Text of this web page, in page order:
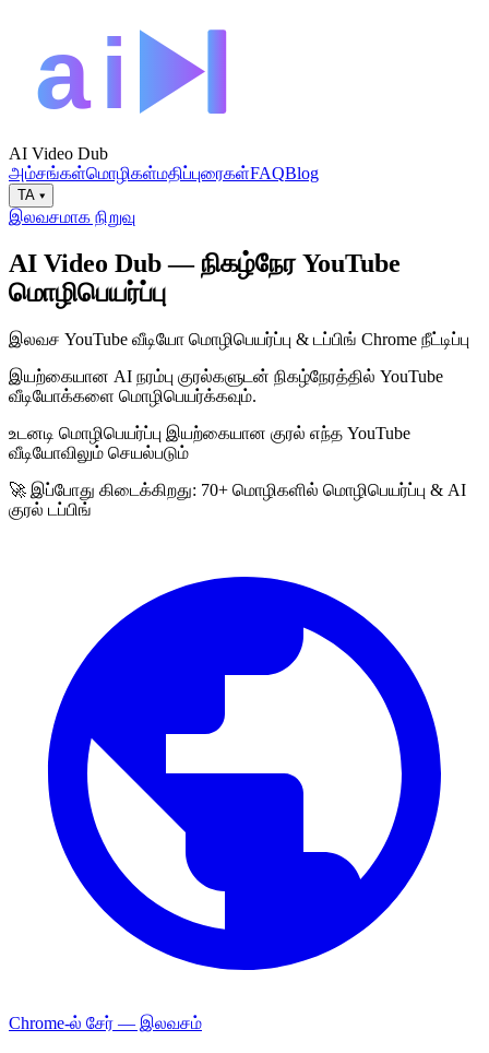
AI Video Dub
அம்சங்கள்மொழிகள்மதிப்புரைகள்FAQBlog
TA ▾
இலவசமாக நிறுவு
AI Video Dub — நிகழ்நேர YouTube
மொழிபெயர்ப்பு
இலவச YouTube வீடியோ மொழிபெயர்ப்பு & டப்பிங் Chrome நீட்டிப்பு
இயற்கையான AI நரம்பு குரல்களுடன் நிகழ்நேரத்தில் YouTube
வீடியோக்களை மொழிபெயர்க்கவும்.
உடனடி மொழிபெயர்ப்பு இயற்கையான குரல் எந்த YouTube
வீடியோவிலும் செயல்படும்
🚀 இப்போது கிடைக்கிறது: 70+ மொழிகளில் மொழிபெயர்ப்பு & AI
குரல் டப்பிங்
Chrome-ல் சேர் — இலவசம்